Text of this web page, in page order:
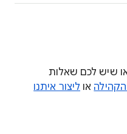
שיש לכם שאלות
או ליצור איתנו